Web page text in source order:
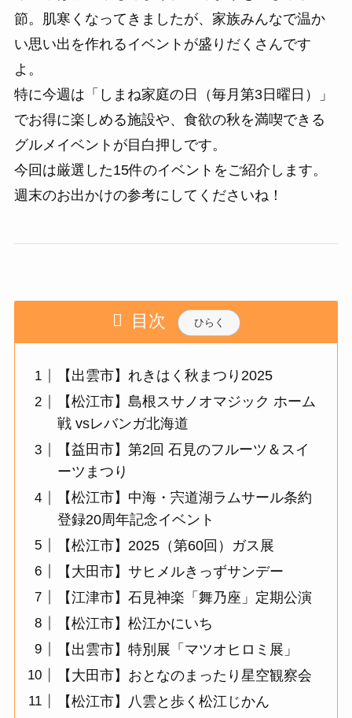
節。肌寒くなってきましたが、家族みんなで温か
い思い出を作れるイベントが盛りだくさんです
よ。
特に今週は「しまね家庭の日（毎月第3日曜日）」
でお得に楽しめる施設や、食欲の秋を満喫できる
グルメイベントが目白押しです。
今回は厳選した15件のイベントをご紹介します。
週末のお出かけの参考にしてくださいね！
目次 ひらく
【出雲市】れきはく秋まつり2025
【松江市】島根スサノオマジック ホーム
戦 vsレバンガ北海道
【益田市】第2回 石見のフルーツ＆スイ
ーツまつり
【松江市】中海・宍道湖ラムサール条約
登録20周年記念イベント
【松江市】2025（第60回）ガス展
【大田市】サヒメルきっずサンデー
【江津市】石見神楽「舞乃座」定期公演
【松江市】松江かにいち
【出雲市】特別展「マツオヒロミ展」
【大田市】おとなのまったり星空観察会
【松江市】八雲と歩く松江じかん